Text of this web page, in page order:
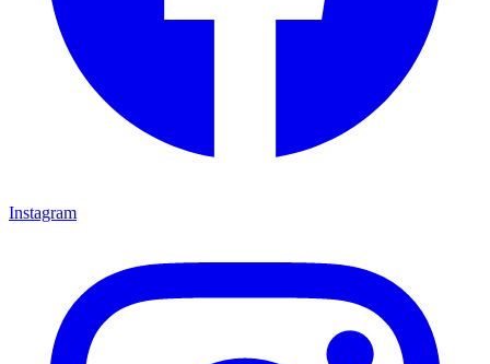
Instagram